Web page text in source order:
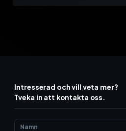
Intresserad och vill veta mer?
Tveka in att kontakta oss.
Namn